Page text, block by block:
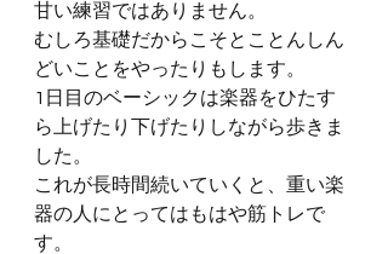
甘い練習ではありません。
むしろ基礎だからこそとことんしん
どいことをやったりもします。
1日目のベーシックは楽器をひたす
ら上げたり下げたりしながら歩きま
した。
これが長時間続いていくと、重い楽
器の人にとってはもはや筋トレで
す。